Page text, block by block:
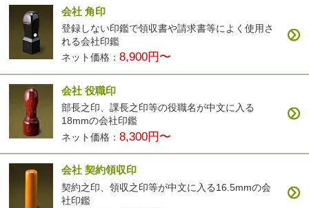
会社 角印
登録しない印鑑で領収書や請求書等によく使用さ
れる会社印鑑
ネット価格：8,900円〜
会社 役職印
部長之印、課長之印等の役職名が中文に入る
18mmの会社印鑑
ネット価格：8,300円〜
会社 契約領収印
契約之印、領収之印等が中文に入る16.5mmの会
社印鑑